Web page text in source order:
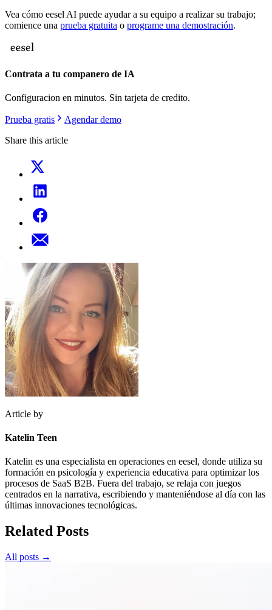
Vea cómo eesel AI puede ayudar a su equipo a realizar su trabajo;
comience una prueba gratuita o programe una demostración.
Contrata a tu companero de IA
Configuracion en minutos. Sin tarjeta de credito.
Prueba gratis
Agendar demo
Share this article
Article by
Katelin Teen
Katelin es una especialista en operaciones en eesel, donde utiliza su
formación en psicología y experiencia educativa para optimizar los
procesos de SaaS B2B. Fuera del trabajo, se relaja con juegos
centrados en la narrativa, escribiendo y manteniéndose al día con las
últimas innovaciones tecnológicas.
Related Posts
All posts →